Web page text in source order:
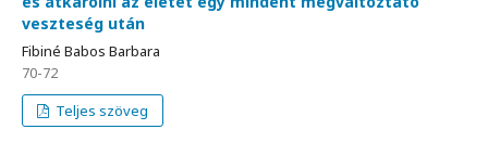
veszteség után
Fibiné Babos Barbara
70-72
Teljes szöveg